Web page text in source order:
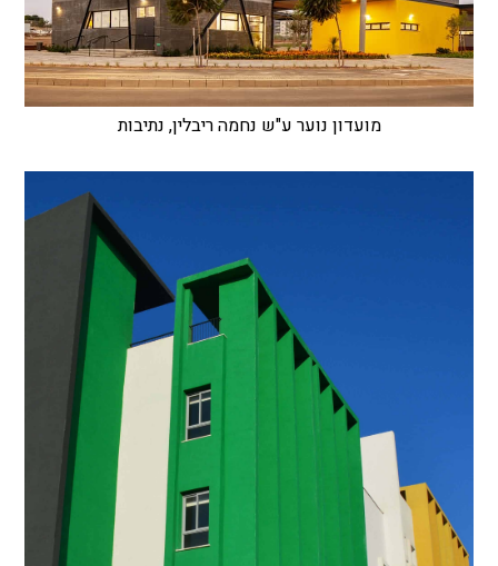
מועדון נוער ע"ש נחמה ריבלין, נתיבות